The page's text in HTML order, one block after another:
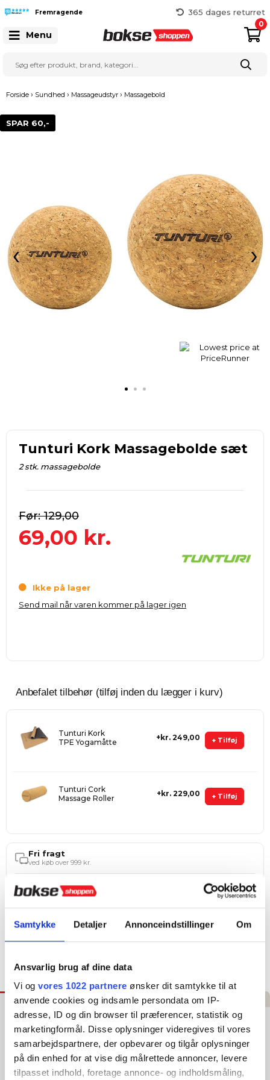
Samtykke Detaljer Annonceindstillinger Om
Ansvarlig brug af dine data
Vi og vores 1022 partnere ønsker dit samtykke til at
anvende cookies og indsamle persondata om IP-
adresse, ID og din browser til præferencer, statistik og
marketingformål. Disse oplysninger videregives til vores
samarbejdspartnere, der opbevarer og tilgår oplysninger
på din enhed for at vise dig målrettede annoncer, levere
tilpasset indhold, foretage annonce- og indholdsmåling,
365 dages returret
Gratis fragt over 999 kr.
25 127 127
Fremragende
Menu
0
Forside › Sundhed › Massageudstyr › Massagebold
SPAR 60,-
‹ ›
Tunturi Kork Massagebolde sæt
2 stk. massagebolde
129,00
69,00 kr.
Ikke på lager
Send mail når varen kommer på lager igen
Anbefalet tilbehør (tilføj inden du lægger i kurv)
+ Tilføj
Tunturi Kork
TPE Yogamåtte
kr. 249,00
+ Tilføj
Tunturi Cork
Massage Roller
kr. 229,00
Fri fragt
ved køb over 999 kr.
Hurtig levering
1–3 hverdage
Verificeret webshop
Tilføj til Ønskeskyen
Beskrivelse Specifikationer Anmeldelser
Tunturi Kork Massagebolde sæt
Efter en intens træning fortjener dine muskler en
selvforkælelsesstund, og Tunturi Korkmassagespil er den
ideelle partner til at give dig den afslapning, du har brug for.